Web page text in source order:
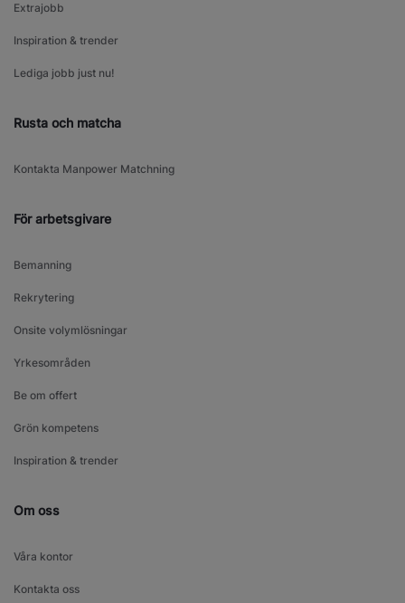
Extrajobb
Inspiration & trender
Lediga jobb just nu!
Rusta och matcha
Kontakta Manpower Matchning
För arbetsgivare
Bemanning
Rekrytering
Onsite volymlösningar
Yrkesområden
Be om offert
Grön kompetens
Inspiration & trender
Om oss
Våra kontor
Kontakta oss